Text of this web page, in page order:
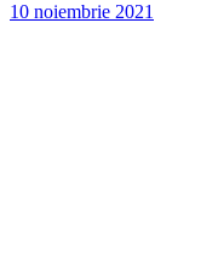
10 noiembrie 2021